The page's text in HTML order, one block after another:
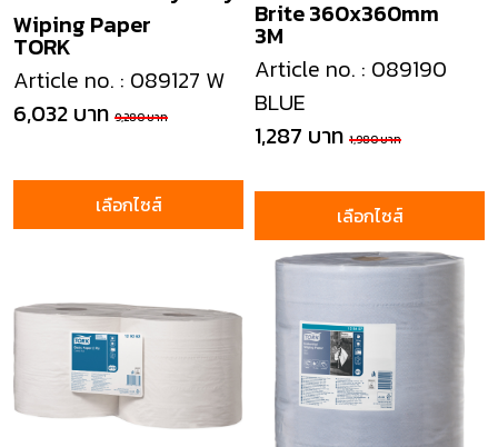
TORK
Wiping Paper
Article no. : 089127 W
6,032 บาท 9,280 บาท
เลือกไซส์
3M
Brite 360x360mm
Article no. : 089190
BLUE
1,287 บาท 1,980 บาท
เลือกไซส์